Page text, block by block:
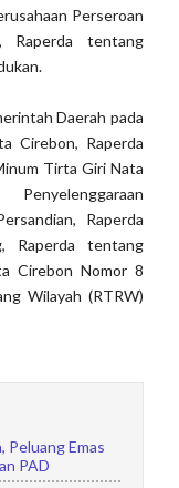
Perseroan
Raperda tentang
Daerah pada
Cirebon, Raperda
Tirta Giri Nata
Raperda
Raperda tentang
Cirebon Nomor 8
Wilayah (RTRW)
Peluang Emas
PAD